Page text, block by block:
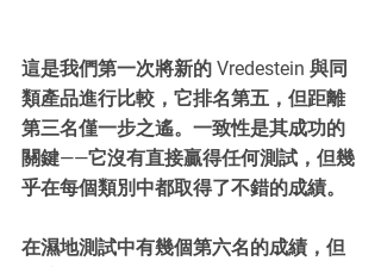
這是我們第一次將新的 Vredestein 與同
類產品進行比較，它排名第五，但距離
第三名僅一步之遙。一致性是其成功的
關鍵——它沒有直接贏得任何測試，但幾
乎在每個類別中都取得了不錯的成績。
在濕地測試中有幾個第六名的成績，但